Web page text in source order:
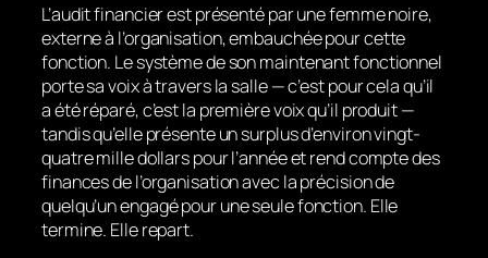
L’audit financier est présenté par une femme noire,
externe à l’organisation, embauchée pour cette
fonction. Le système de son maintenant fonctionnel
porte sa voix à travers la salle — c’est pour cela qu’il
a été réparé, c’est la première voix qu’il produit —
tandis qu’elle présente un surplus d’environ vingt-
quatre mille dollars pour l’année et rend compte des
finances de l’organisation avec la précision de
quelqu’un engagé pour une seule fonction. Elle
termine. Elle repart.